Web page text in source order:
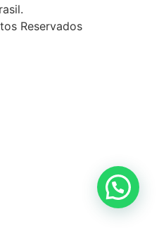
Reservados